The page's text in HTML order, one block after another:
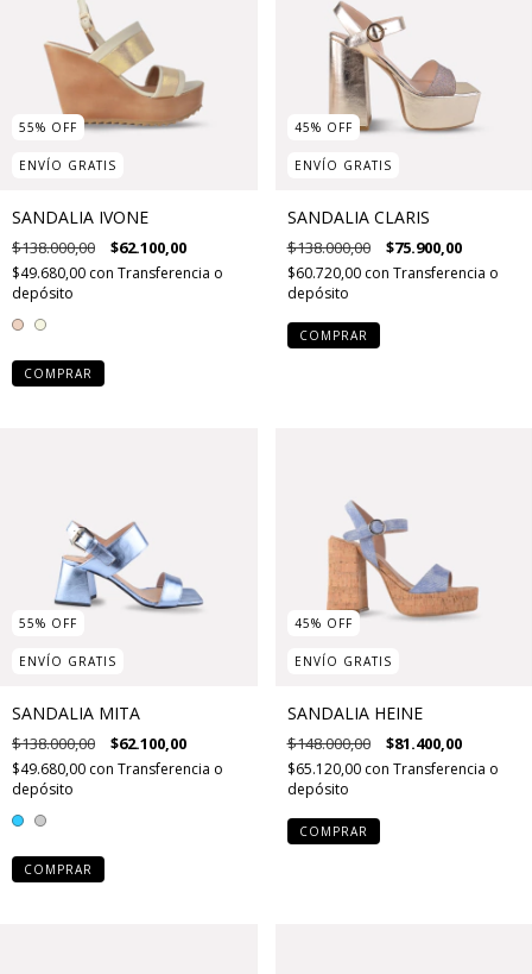
55% OFF
ENVÍO GRATIS
SANDALIA IVONE
$138.000,00 $62.100,00
$49.680,00 con Transferencia o
depósito
COMPRAR
45% OFF
ENVÍO GRATIS
SANDALIA CLARIS
$138.000,00 $75.900,00
$60.720,00 con Transferencia o
depósito
COMPRAR
55% OFF
ENVÍO GRATIS
SANDALIA MITA
$138.000,00 $62.100,00
$49.680,00 con Transferencia o
depósito
COMPRAR
45% OFF
ENVÍO GRATIS
SANDALIA HEINE
$148.000,00 $81.400,00
$65.120,00 con Transferencia o
depósito
COMPRAR